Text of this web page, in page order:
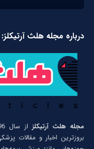
درباره مجله هلث آرتیکلز:
مجله هلث آرتیکلز
بروزترین اخبار و مقالات